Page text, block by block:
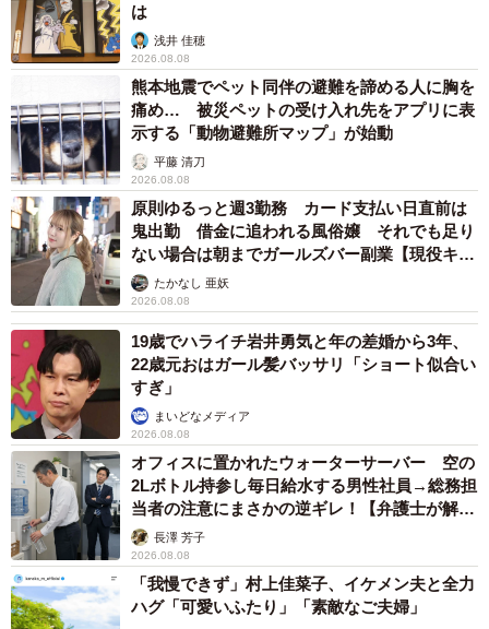
「見分け方を教えてください」というコメントが印象的で
した。コメントを目にした時思わず、「確かに…」と呟い
てしまいました（笑）
明確な見分け方というのは難しいですが、「なんか気にな
るあの人…もう1回会いたい…」という気持ちにさせられて
しまったら……ねえ？（笑）
―同作で「ここに注目してほしい」ポイントを教えてくだ
さい。
寧々ママの表情に是非ご注目いただきたい！と思います。
単純なイラスト&画力的な問題で伝わりづらいかとは思いま
すが…実際に自分で表情を作りながら、鏡を見ながら描き
ました。そこも含めて想像しながら是非ご覧ください！
（笑）
＜お招き猫のまたたびさん関連情報＞
▽Instagram
https://www.instagram.com/matatabi_omaneki/
▽またたび招会ホームページ
は
浅井 佳穂
2026.08.08
熊本地震でペット同伴の避難を諦める人に胸を
痛め… 被災ペットの受け入れ先をアプリに表
示する「動物避難所マップ」が始動
平藤 清刀
2026.08.08
原則ゆるっと週3勤務 カード支払い日直前は
鬼出勤 借金に追われる風俗嬢 それでも足り
ない場合は朝までガールズバー副業【現役キャ
ストに取材】
たかなし 亜妖
2026.08.08
19歳でハライチ岩井勇気と年の差婚から3年、
22歳元おはガール髪バッサリ「ショート似合い
すぎ」
まいどなメディア
2026.08.08
オフィスに置かれたウォーターサーバー 空の
2Lボトル持参し毎日給水する男性社員→総務担
当者の注意にまさかの逆ギレ！【弁護士が解
説】長澤 芳子
2026.08.08
「我慢できず」村上佳菜子、イケメン夫と全力
ハグ「可愛いふたり」「素敵なご夫婦」